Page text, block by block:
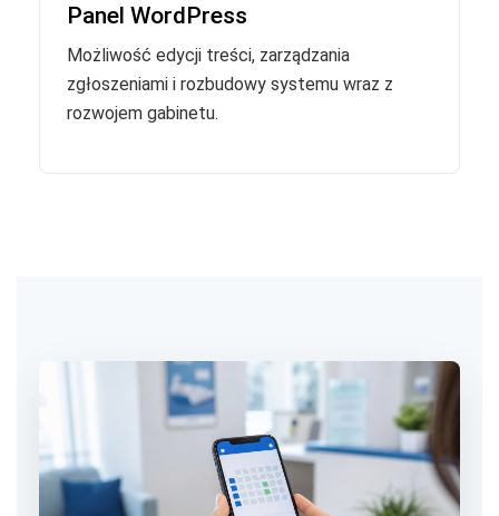
Panel WordPress
Możliwość edycji treści, zarządzania
zgłoszeniami i rozbudowy systemu wraz z
rozwojem gabinetu.